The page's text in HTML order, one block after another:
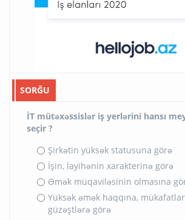
SORĞU
İT mütəxəssislər iş yerlərini hansı
seçir ?
Şirkətin yüksək statusuna görə
İşin, layihənin xarakterinə görə
Əmək müqaviləsinin olmasına
Yüksək əmək haqqına,
güzəştlərə görə